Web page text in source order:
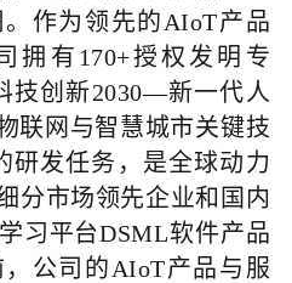
作为领先的AIoT产品
拥有170+授权发明专
技创新2030—新一代人
联网与智慧城市关键技
研发任务，是全球动力
分市场领先企业和国内
习平台DSML软件产品
公司的AIoT产品与服